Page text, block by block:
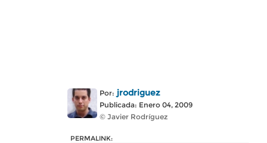
Por: jrodriguez
Publicada: Enero 04, 2009
© Javier Rodríguez
PERMALINK: